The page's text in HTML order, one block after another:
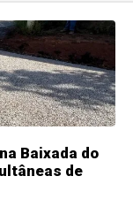
Baixada do
de